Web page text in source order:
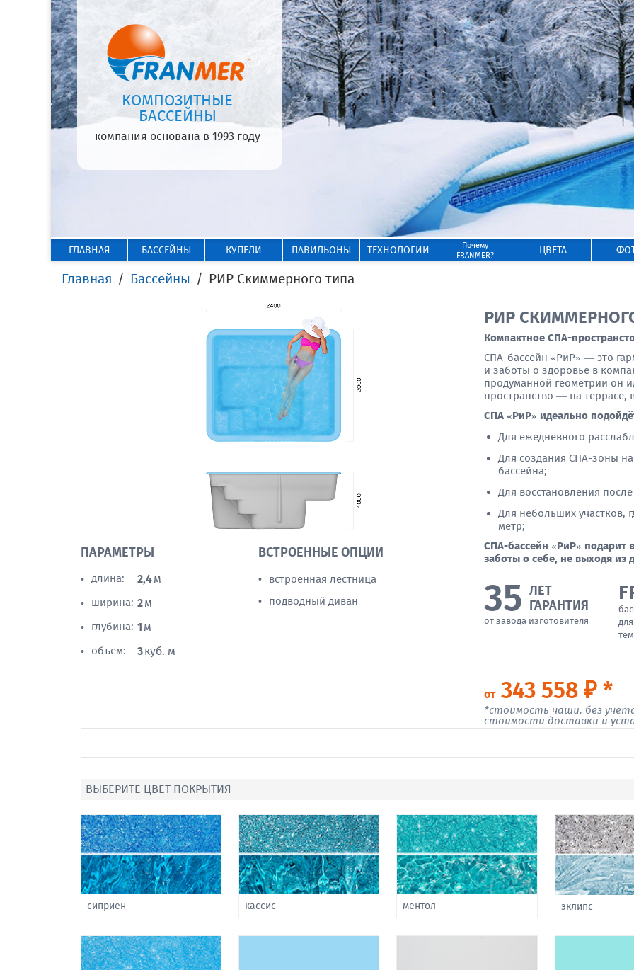
КОМПОЗИТНЫЕ
БАССЕЙНЫ
компания основана в 1993 году
ГЛАВНАЯ БАССЕЙНЫ КУПЕЛИ ПАВИЛЬОНЫ ТЕХНОЛОГИИ
Почему
FRANMER?
ЦВЕТА
Главная Бассейны РИР Скиммерного типа
ПАРАМЕТРЫ
• длина: 2,4м
• ширина: 2м
• глубина: 1 м
• объем: 3куб. м
ВСТРОЕННЫЕ ОПЦИИ
• встроенная лестница
• подводный диван
РИР
Компактное СПА-
СПА-бассейн «РиР» — это
и заботы о здоровье в
продуманной геометрии он
пространство — на террасе,
СПА «РиР» идеально
Для ежедневного
Для создания СПА-зоны
бассейна;
Для восстановления
Для небольших участков,
метр;
СПА-бассейн «РиР» подарит
заботы о себе, не выходя из
35 ЛЕТ
ГАРАНТИЯ
от завода изготовителя
от343 558 ₽ *
*стоимость чаши, без
стоимости доставки и
ВЫБЕРИТЕ ЦВЕТ ПОКРЫТИЯ
сиприен кассис ментол эклипс